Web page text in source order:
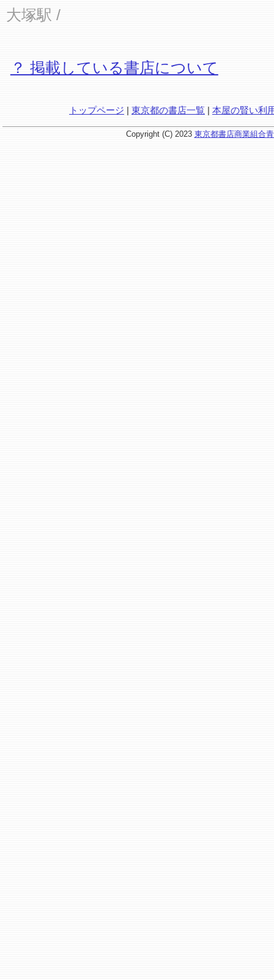
大塚駅 /
？ 掲載している書店について
トップページ | 東京都の書店一覧 | 本屋の賢い利
Copyright (C) 2023 東京都書店商業組合